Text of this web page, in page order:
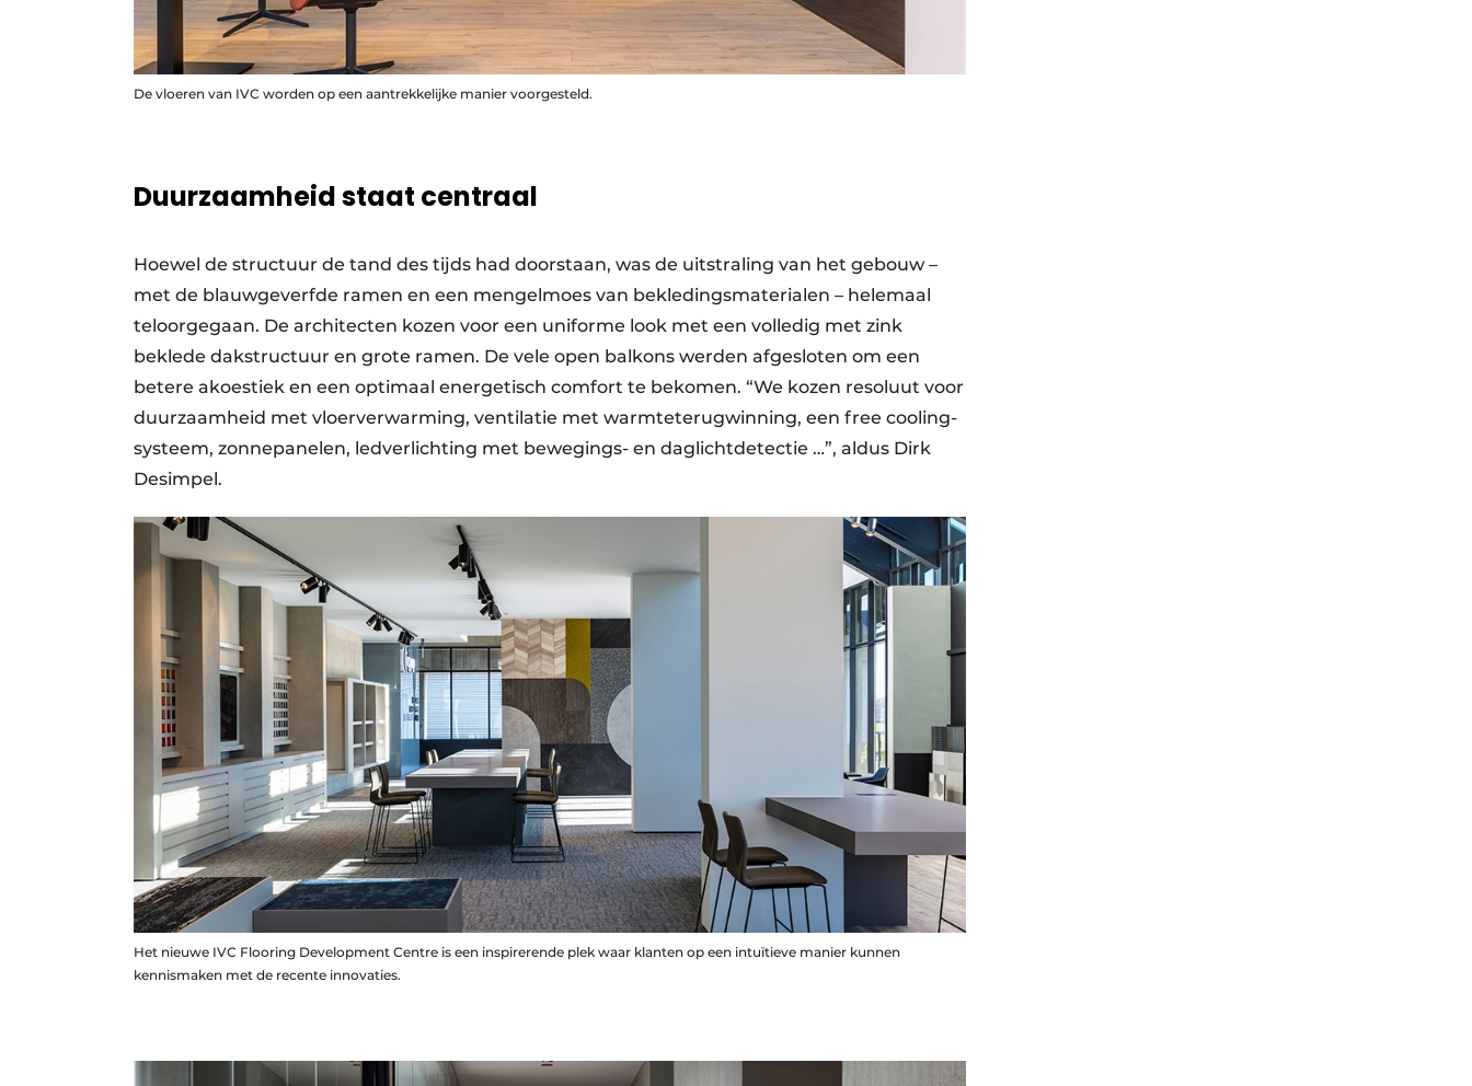
De vloeren van IVC worden op een aantrekkelijke manier voorgesteld.
Duurzaamheid staat centraal
Hoewel de structuur de tand des tijds had doorstaan, was de uitstraling van het gebouw –
met de blauwgeverfde ramen en een mengelmoes van bekledingsmaterialen – helemaal
teloorgegaan. De architecten kozen voor een uniforme look met een volledig met zink
beklede dakstructuur en grote ramen. De vele open balkons werden afgesloten om een
betere akoestiek en een optimaal energetisch comfort te bekomen. “We kozen resoluut voor
duurzaamheid met vloerverwarming, ventilatie met warmteterugwinning, een free cooling-
systeem, zonnepanelen, ledverlichting met bewegings- en daglichtdetectie …”, aldus Dirk
Desimpel.
Het nieuwe IVC Flooring Development Centre is een inspirerende plek waar klanten op een intuïtieve manier kunnen
kennismaken met de recente innovaties.